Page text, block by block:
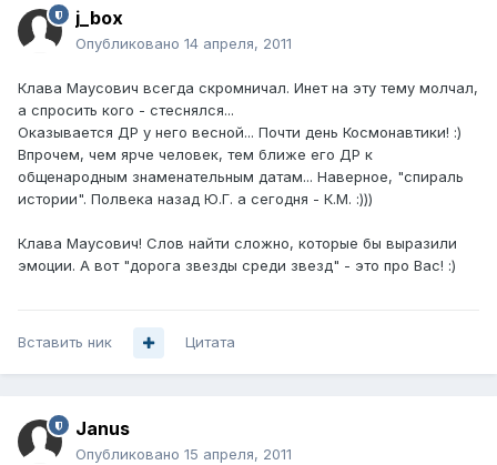
j_box
Опубликовано 14 апреля, 2011
Клава Маусович всегда скромничал. Инет на эту тему молчал,
а спросить кого - стеснялся...
Оказывается ДР у него весной... Почти день Космонавтики! :)
Впрочем, чем ярче человек, тем ближе его ДР к
общенародным знаменательным датам... Наверное, "спираль
истории". Полвека назад Ю.Г. а сегодня - К.М. :)))
Клава Маусович! Слов найти сложно, которые бы выразили
эмоции. А вот "дорога звезды среди звезд" - это про Вас! :)
Вставить ник Цитата
Janus
Опубликовано 15 апреля, 2011